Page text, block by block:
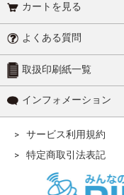
カートを見る
よくある質問
取扱印刷紙一覧
インフォメーション
サービス利用規約
特定商取引法表記